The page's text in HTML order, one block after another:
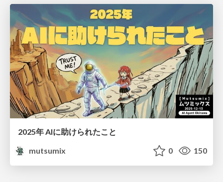
2025年 AIに助けられたこと
mutsumix
0 150